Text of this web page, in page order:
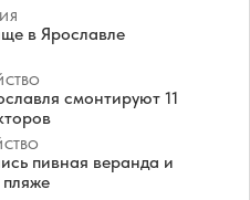
в Ярославле
смонтируют 11
пивная веранда и